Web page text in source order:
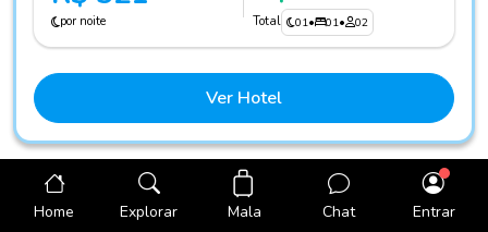
por noite Total 01• 01• 02
Ver Hotel
Data sugerida 31/08/2026 a01/09/2026
Home Explorar Mala Chat Entrar